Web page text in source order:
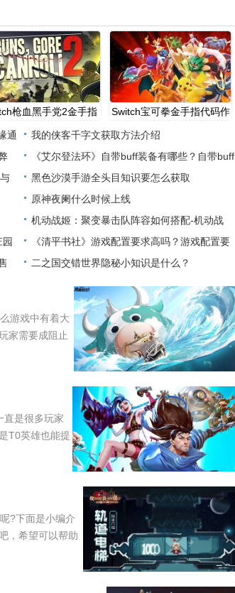
枪血黑手党2金手指
代
Switch宝可拳金手指代码作
通
我的侠客千字文获取方法介绍
《艾尔登法环》自带buff装备有哪些？自带buff
装备
黑色沙漠手游全头目知识要怎么获取
原神夜阑什么时候上线
机动战姬：聚变暴击队阵容如何搭配-机动战
姬：聚变
《清平书社》游戏配置要求高吗？游戏配置要
求
二之国交错世界隐秘小知识是什么？
游戏中有着大
家需要成阻止
直是很多玩家
T0英雄也能提
?下面是小编介
，希望可以帮助